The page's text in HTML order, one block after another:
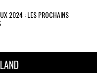
2024 : LES PROCHAINS